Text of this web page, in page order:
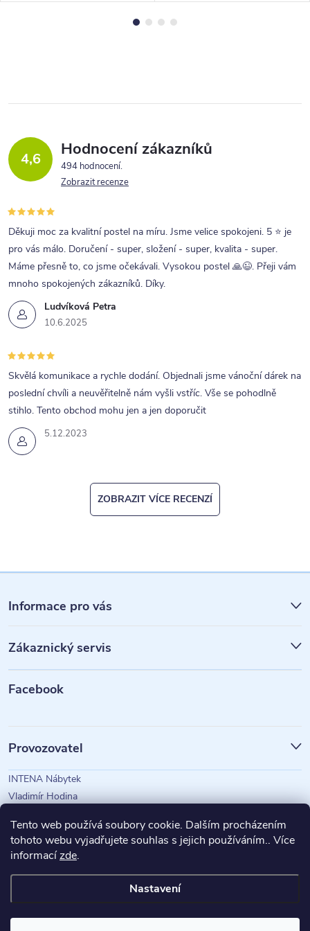
Tento web používá soubory cookie. Dalším procházením
tohoto webu vyjadřujete souhlas s jejich používáním.. Více
informacízde.
Nastavení
4,6 Hodnocení zákazníků
494 hodnocení
Zobrazit recenze
Ludvíková Petra
10.6.2025
Děkuji moc za kvalitní postel na míru. Jsme velice spokojeni. 5 ⭐ je
pro vás málo. Doručení - super, složení - super, kvalita - super.
Máme přesně to, co jsme očekávali. Vysokou postel 🙏😉. Přeji vám
mnoho spokojených zákazníků. Díky.
5.12.2023
Skvělá komunikace a rychle dodání. Objednali jsme vánoční dárek na
poslední chvíli a neuvěřitelně nám vyšli vstříc. Vše se pohodlně
stihlo. Tento obchod mohu jen a jen doporučit
ZOBRAZIT VÍCE RECENZÍ
á
p
a
Informace pro vás
Zákaznický servis
Facebook
Provozovatel
INTENA Nábytek
Vladimír Hodina
Copyright 2026INTENA Nábytek. Všechna práva vyhrazena.